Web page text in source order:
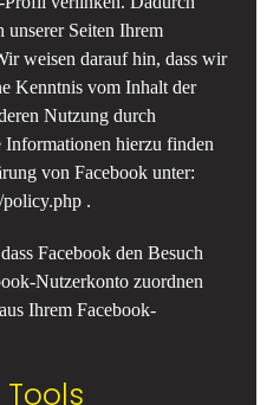
unserer Seiten Ihrem
weisen darauf hin, dass wir
Kenntnis vom Inhalt der
Nutzung durch
Informationen hierzu finden
von Facebook unter:
policy.php .
Facebook den Besuch
Nutzerkonto zuordnen
Ihrem Facebook-